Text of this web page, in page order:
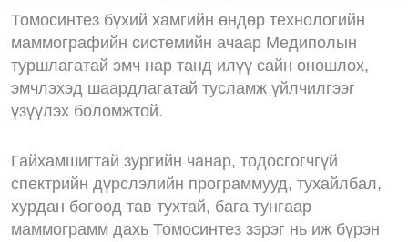
Томосинтез бүхий хамгийн өндөр технологийн
маммографийн системийн ачаар Медиполын
туршлагатай эмч нар танд илүү сайн оношлох,
эмчлэхэд шаардлагатай тусламж үйлчилгээг
үзүүлэх боломжтой.
Гайхамшигтай зургийн чанар, тодосгогчгүй
спектрийн дүрслэлийн программууд, тухайлбал,
хурдан бөгөөд тав тухтай, бага тунгаар
маммограмм дахь Томосинтез зэрэг нь иж бүрэн